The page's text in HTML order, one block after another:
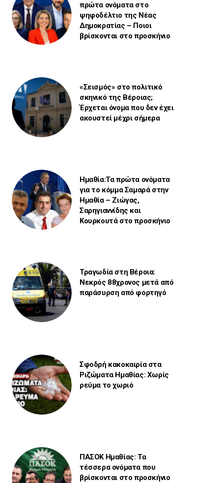
πρώτα ονόματα στο
ψηφοδέλτιο της Νέας
Δημοκρατίας – Ποιοι
βρίσκονται στο προσκήνιο
«Σεισμός» στο πολιτικό
σκηνικό της Βέροιας;
Έρχεται όνομα που δεν έχει
ακουστεί μέχρι σήμερα
Ημαθία:Τα πρώτα ονόματα
για το κόμμα Σαμαρά στην
Ημαθία – Ζιώγας,
Σαρηγιαννίδης και
Κουρκουτά στο προσκήνιο
Τραγωδία στη Βέροια:
Νεκρός 88χρονος μετά από
παράσυρση από φορτηγό
Σφοδρή κακοκαιρία στα
Ριζώματα Ημαθίας: Χωρίς
ρεύμα το χωριό
ΠΑΣΟΚ Ημαθίας: Τα
τέσσερα ονόματα που
βρίσκονται στο προσκήνιο